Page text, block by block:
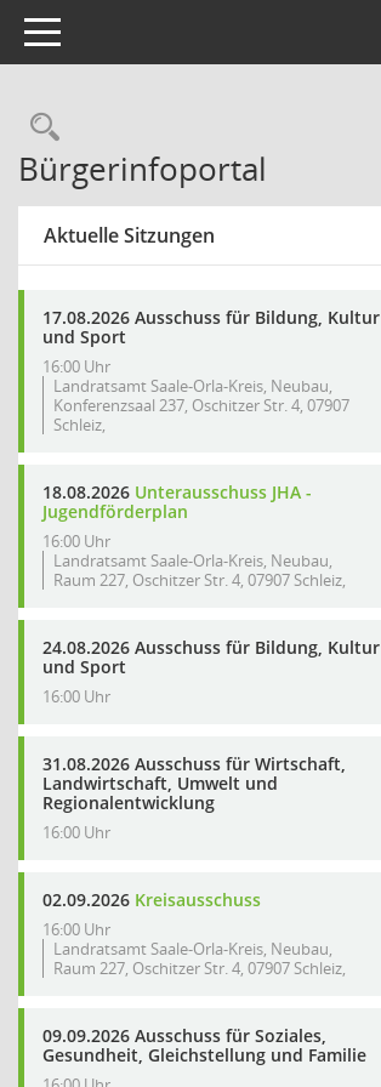
Toggle navigation
Rechercheauswahl
Bürgerinfoportal
Aktuelle Sitzungen
17.08.2026 Ausschuss für Bildung, Kultur
und Sport
16:00 Uhr
Landratsamt Saale-Orla-Kreis, Neubau,
Konferenzsaal 237, Oschitzer Str. 4, 07907
Schleiz,
18.08.2026 Unterausschuss JHA -
Jugendförderplan
16:00 Uhr
Landratsamt Saale-Orla-Kreis, Neubau,
Raum 227, Oschitzer Str. 4, 07907 Schleiz,
24.08.2026 Ausschuss für Bildung, Kultur
und Sport
16:00 Uhr
31.08.2026 Ausschuss für Wirtschaft,
Landwirtschaft, Umwelt und
Regionalentwicklung
16:00 Uhr
02.09.2026 Kreisausschuss
16:00 Uhr
Landratsamt Saale-Orla-Kreis, Neubau,
Raum 227, Oschitzer Str. 4, 07907 Schleiz,
09.09.2026 Ausschuss für Soziales,
Gesundheit, Gleichstellung und Familie